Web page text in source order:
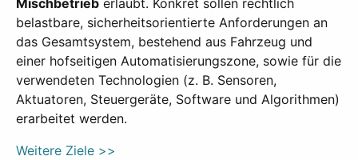
Mischbetrieb erlaubt. Konkret sollen rechtlich
belastbare, sicherheitsorientierte Anforderungen an
das Gesamtsystem, bestehend aus Fahrzeug und
einer hofseitigen Automatisierungszone, sowie für die
verwendeten Technologien (z. B. Sensoren,
Aktuatoren, Steuergeräte, Software und Algorithmen)
erarbeitet werden.
Weitere Ziele >>